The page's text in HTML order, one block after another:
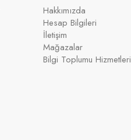
Hakkımızda
Hesap Bilgileri
İletişim
Mağazalar
Bilgi Toplumu Hizmetleri